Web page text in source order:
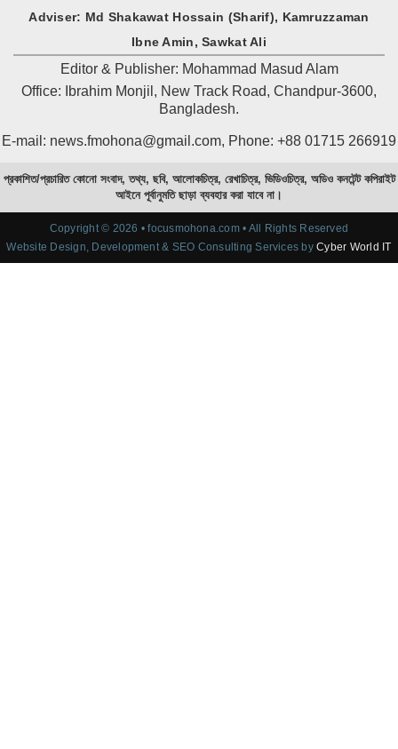
Adviser: Md Shakawat Hossain (Sharif), Kamruzzaman
Ibne Amin, Sawkat Ali
Editor & Publisher: Mohammad Masud Alam
Office: Ibrahim Monjil, New Track Road, Chandpur-3600,
Bangladesh.
E-mail: news.fmohona@gmail.com, Phone: +88 01715 266919
প্রকাশিত/প্রচারিত কোনো সংবাদ, তথ্য, ছবি, আলোকচিত্র, রেখাচিত্র, ভিডিওচিত্র, অডিও কনটেন্ট কপিরাইট
আইনে পূর্বানুমতি ছাড়া ব্যবহার করা যাবে না।
Copyright © 2026 • focusmohona.com • All Rights Reserved
Website Design, Development & SEO Consulting Services byCyber World IT